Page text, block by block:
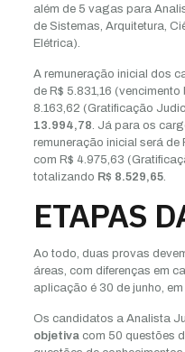
além de 5 vagas para
de Sistemas, Arquitetura,
Elétrica).
A remuneração inicial dos
de R$ 5.831,16
8.163,62 (Gratificação
13.994,78. Já para os
remuneração inicial será
com R$ 4.975,63
totalizando R$ 8.529,65.
ETAPAS
Ao todo, duas provas
áreas, com diferenças em
aplicação é 30 de junho,
Os candidatos a Analista
objetiva com 50 questões